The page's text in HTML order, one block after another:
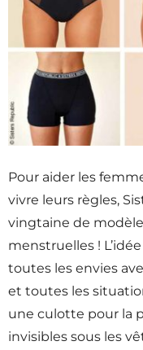
Pour aider les
vivre leurs règles,
vingtaine de
menstruelles !
toutes les envies
et toutes les
une culotte pour la
invisibles sous les